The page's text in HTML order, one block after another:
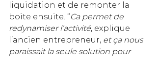
liquidation et de remonter la
boite ensuite. “Ca permet de
redynamiser l’activité, explique
l’ancien entrepreneur, et ça nous
paraissait la seule solution pour